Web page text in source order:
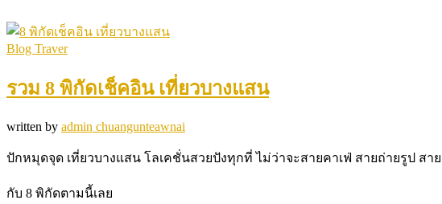
Blog Traver
รวม 8 พิกัดเช็คอิน เที่ยวบางแสน
written by admin chuangunteawnai
ปักหมุดจุด เที่ยวบางแสน โลเคชั่นสวยปังทุกที่ ไม่ว่าจะสายคาเฟ่ สายถ่ายรูป ส
กับ 8 พิกัดตามนี้เลย